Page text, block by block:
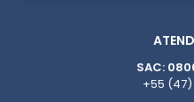
SAC:
+55 (47)